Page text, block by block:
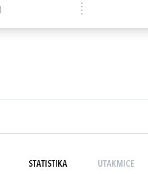
STATISTIKA UTAKMICE